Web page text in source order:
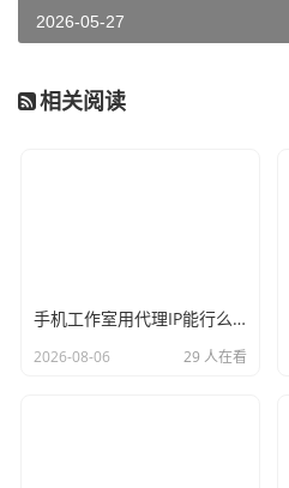
2026-05-27
相关阅读
手机工作室用代理IP能行么？过来人的经验告诉你答案
2026-08-06 29 人在看